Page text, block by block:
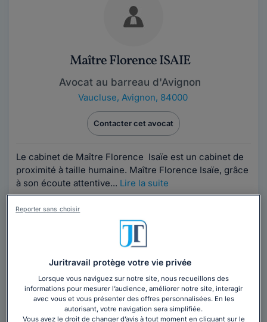
Maître Florence ISAIE
Avocat au barreau d'Avignon
Vaucluse, Avignon, 84000
Contacter cet avocat
Le cabinet de Maître Florence Isaïe est un cabinet de
proximité à taille humaine. Maître Florence Isaïe, grâce
à son écoute attentive... Lire la suite
Maître Philippe DENIS
Avocat au barreau d'Avignon
Juritravail protège votre vie privée
Lorsque vous naviguez sur notre site, nous recueillons des
informations pour mesurer l’audience, améliorer notre site, interagir
avec vous et vous présenter des offres personnalisées. En les
autorisant, votre navigation sera simplifiée.
Vous avez le droit de changer d’avis à tout moment en cliquant sur le
Reporter sans choisir